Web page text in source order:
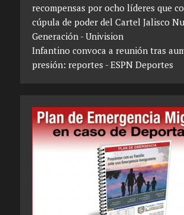
recompensas por ocho líderes que
cúpula de poder del Cartel Jalisco
Generación - Univision
Infantino convoca a reunión tras
presión: reportes - ESPN Deportes